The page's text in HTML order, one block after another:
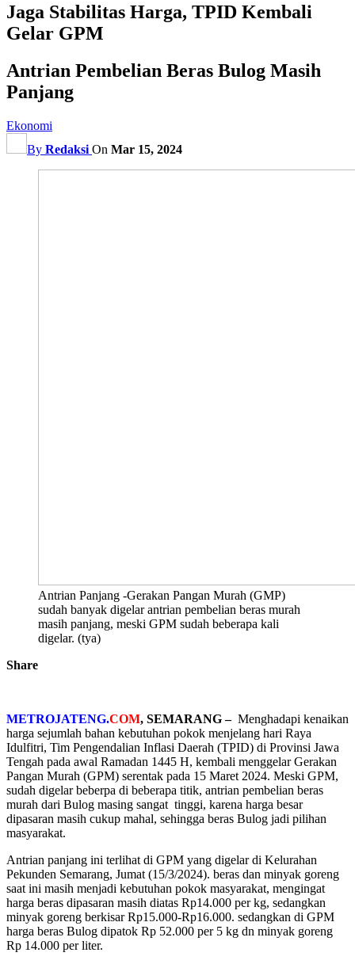
Jaga Stabilitas Harga, TPID Kembali
Gelar GPM
Antrian Pembelian Beras Bulog Masih
Panjang
Ekonomi
By Redaksi On Mar 15, 2024
Antrian Panjang -Gerakan Pangan Murah (GMP)
sudah banyak digelar antrian pembelian beras murah
masih panjang, meski GPM sudah beberapa kali
digelar. (tya)
Share
METROJATENG.COM, SEMARANG – Menghadapi kenaikan
harga sejumlah bahan kebutuhan pokok menjelang hari Raya
Idulfitri, Tim Pengendalian Inflasi Daerah (TPID) di Provinsi Jawa
Tengah pada awal Ramadan 1445 H, kembali menggelar Gerakan
Pangan Murah (GPM) serentak pada 15 Maret 2024. Meski GPM,
sudah digelar beberpa di beberapa titik, antrian pembelian beras
murah dari Bulog masing sangat tinggi, karena harga besar
dipasaran masih cukup mahal, sehingga beras Bulog jadi pilihan
masyarakat.
Antrian panjang ini terlihat di GPM yang digelar di Kelurahan
Pekunden Semarang, Jumat (15/3/2024). beras dan minyak goreng
saat ini masih menjadi kebutuhan pokok masyarakat, mengingat
harga beras dipasaran masih diatas Rp14.000 per kg, sedangkan
minyak goreng berkisar Rp15.000-Rp16.000. sedangkan di GPM
harga beras Bulog dipatok Rp 52.000 per 5 kg dn minyak goreng
Rp 14.000 per liter.